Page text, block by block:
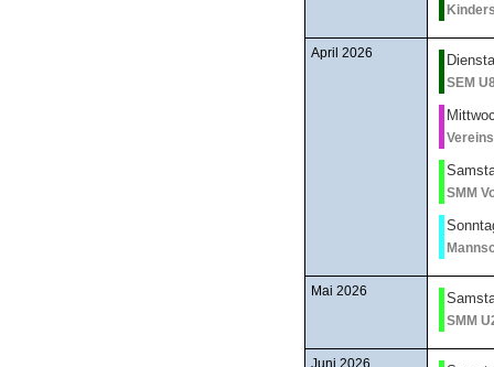
April 2026
SEM
SMM
Mai 2026
SMM
Juni 2026